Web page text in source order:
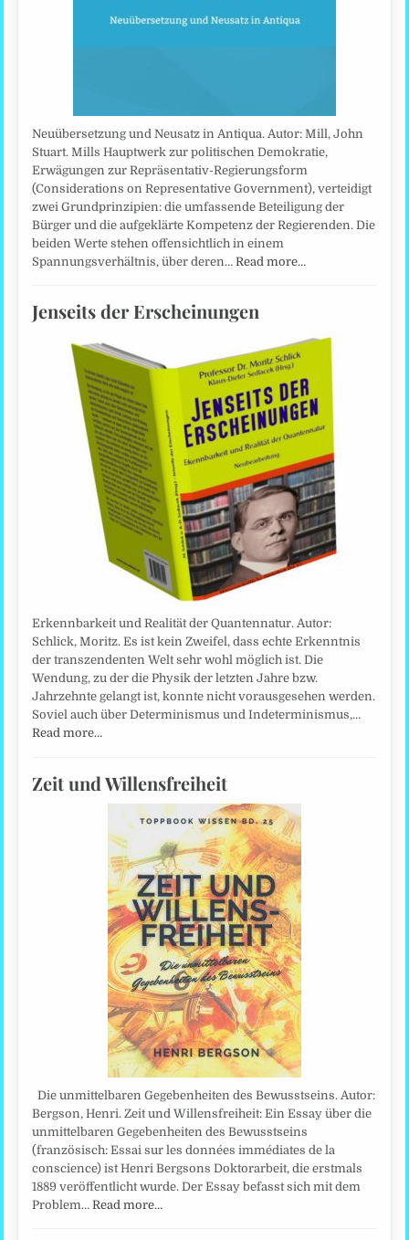
Neuübersetzung und Neusatz in Antiqua. Autor: Mill, John
Stuart. Mills Hauptwerk zur politischen Demokratie,
Erwägungen zur Repräsentativ-Regierungsform
(Considerations on Representative Government), verteidigt
zwei Grundprinzipien: die umfassende Beteiligung der
Bürger und die aufgeklärte Kompetenz der Regierenden. Die
beiden Werte stehen offensichtlich in einem
Spannungsverhältnis, über deren…Read more…
Jenseits der Erscheinungen
Erkennbarkeit und Realität der Quantennatur. Autor:
Schlick, Moritz. Es ist kein Zweifel, dass echte Erkenntnis
der transzendenten Welt sehr wohl möglich ist. Die
Wendung, zu der die Physik der letzten Jahre bzw.
Jahrzehnte gelangt ist, konnte nicht vorausgesehen werden.
Soviel auch über Determinismus und Indeterminismus,…
Read more…
Zeit und Willensfreiheit
Die unmittelbaren Gegebenheiten des Bewusstseins. Autor:
Bergson, Henri. Zeit und Willensfreiheit: Ein Essay über die
unmittelbaren Gegebenheiten des Bewusstseins
(französisch: Essai sur les données immédiates de la
conscience) ist Henri Bergsons Doktorarbeit, die erstmals
1889 veröffentlicht wurde. Der Essay befasst sich mit dem
Problem…Read more…